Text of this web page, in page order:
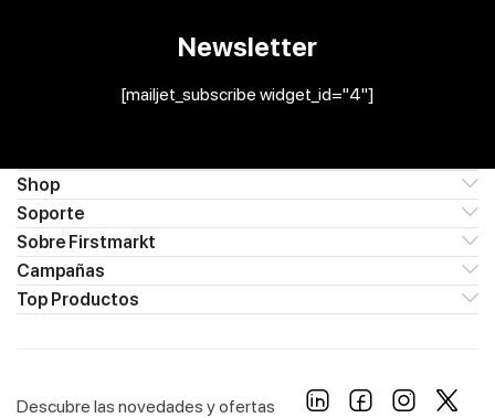
Newsletter
[mailjet_subscribe widget_id="4"]
Shop
Soporte
Sobre Firstmarkt
Campañas
Top Productos
Descubre las novedades y ofertas